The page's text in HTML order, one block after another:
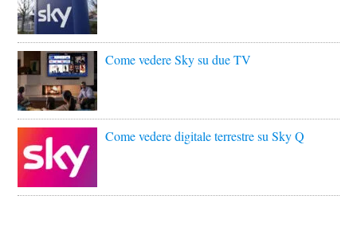
Come vedere Sky su due TV
Come vedere digitale terrestre su Sky Q